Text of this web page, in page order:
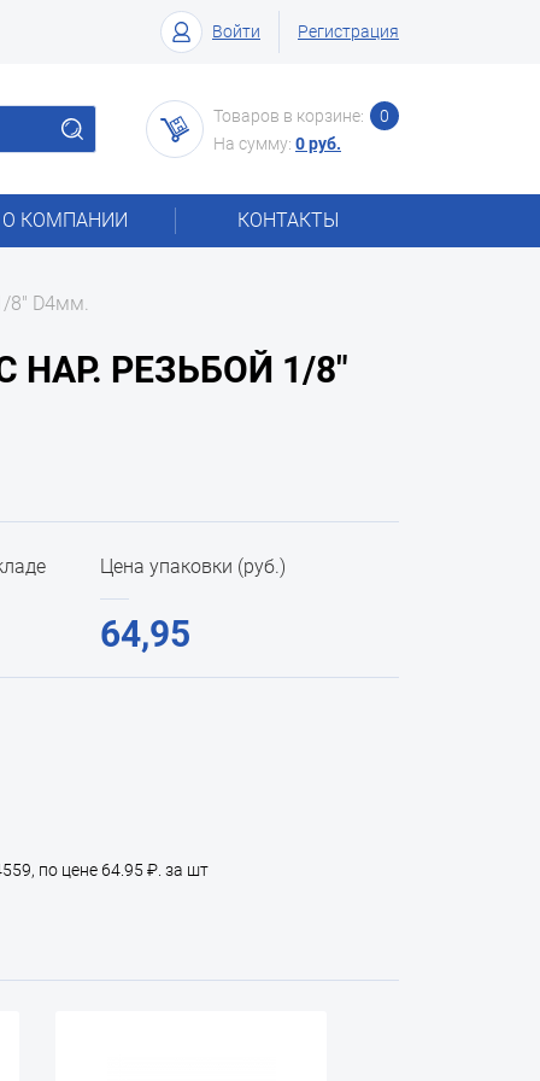
Войти Регистрация
Товаров в корзине:
0
На сумму: 0 руб.
О КОМПАНИИ КОНТАКТЫ
8" D4мм.
РЕЗЬБОЙ 1/8"
Цена упаковки (руб.)
64,95
по цене 64.95 ₽. за шт